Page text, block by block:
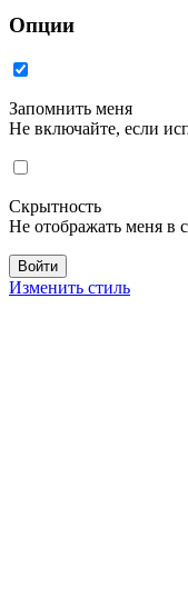
Опции
Запомнить меня
Не включайте, если
Скрытность
Не отображать меня в
Изменить стиль